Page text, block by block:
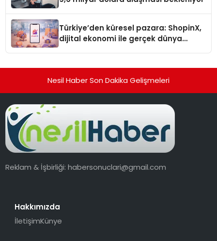
Türkiye’den küresel pazara: ShopinX,
dijital ekonomi ile gerçek dünya
Nesil Haber Son Dakika Gelişmeleri
Reklam & İşbirliği:habersonuclari@gmail.com
Hakkımızda
İletişimKünye